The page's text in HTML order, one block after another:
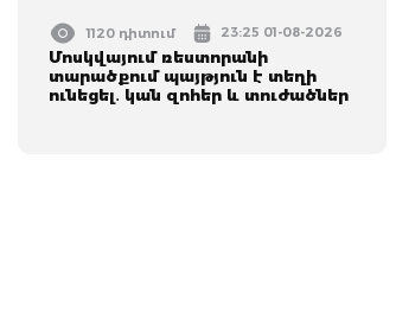
1120 դիտում 23:25 01-08-2026
Մոսկվայում ռեստորանի
տարածքում պայթյուն է տեղի
ունեցել․ կան զոհեր և տուժածներ